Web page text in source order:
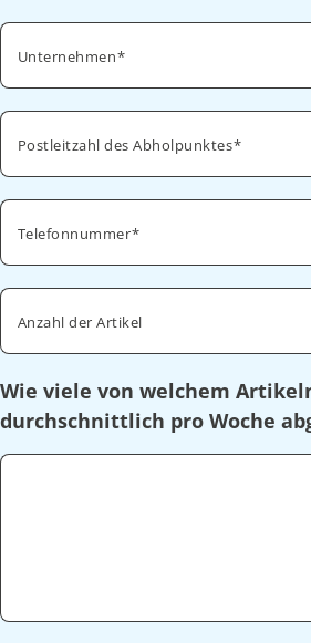
Unternehmen
Postleitzahl des Abholpunktes
Telefonnummer
Anzahl der Artikel
Wie viele von welchem
durchschnittlich pro Woche